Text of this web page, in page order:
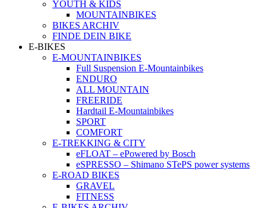
YOUTH & KIDS
MOUNTAINBIKES
BIKES ARCHIV
FINDE DEIN BIKE
E-BIKES
E-MOUNTAINBIKES
Full Suspension E-Mountainbikes
ENDURO
ALL MOUNTAIN
FREERIDE
Hardtail E-Mountainbikes
SPORT
COMFORT
E-TREKKING & CITY
eFLOAT – ePowered by Bosch
eSPRESSO – Shimano STePS power systems
E-ROAD BIKES
GRAVEL
FITNESS